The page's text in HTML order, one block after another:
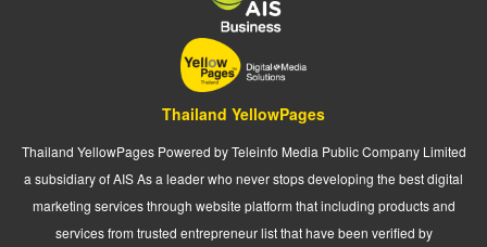
Thailand YellowPages
Thailand YellowPages Powered by Teleinfo Media Public Company Limited
a subsidiary of AIS As a leader who never stops developing the best digital
marketing services through website platform that including products and
services from trusted entrepreneur list that have been verified by